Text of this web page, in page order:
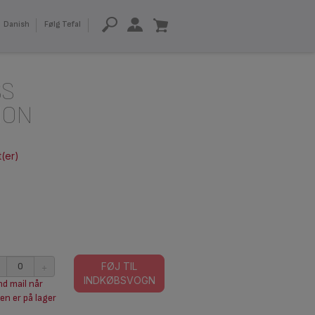
Danish Følg Tefal
+
mail når
er på lager
FØJ TIL
INDKØBSVOGN